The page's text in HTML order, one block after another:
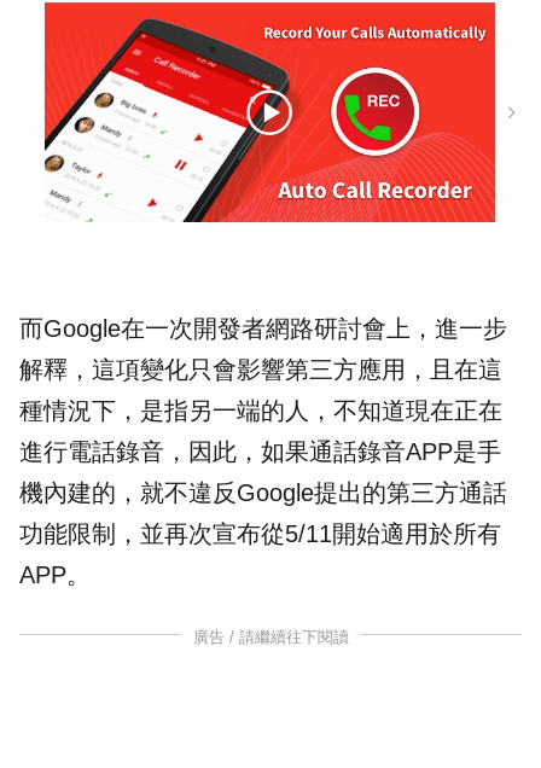
而Google在一次開發者網路研討會上，進一步
解釋，這項變化只會影響第三方應用，且在這
種情況下，是指另一端的人，不知道現在正在
進行電話錄音，因此，如果通話錄音APP是手
機內建的，就不違反Google提出的第三方通話
功能限制，並再次宣布從5/11開始適用於所有
APP。
廣告 / 請繼續往下閱讀